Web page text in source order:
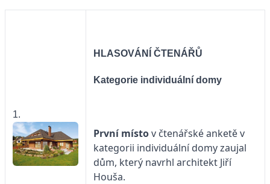
1.
HLASOVÁNÍ ČTENÁŘŮ
Kategorie individuální domy
První místov čtenářské anketě v
kategorii individuální domy zaujal
dům, který navrhl architekt Jiří
Houša.